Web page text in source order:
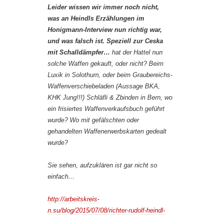
Leider wissen wir immer noch nicht,
was an Heindls Erzählungen im
Honigmann-Interview nun richtig war,
und was falsch ist. Speziell zur Ceska
mit Schalldämpfer… hat der Hattel nun
solche Waffen gekauft, oder nicht? Beim
Luxik in Solothurn, oder beim Graubereichs-
Waffenverschiebeladen (Aussage BKA,
KHK Jung!!!) Schläfli & Zbinden in Bern, wo
ein frisiertes Waffenverkaufsbuch geführt
wurde? Wo mit gefälschten oder
gehandelten Waffenerwerbskarten gedealt
wurde?
Sie sehen, aufzuklären ist gar nicht so
einfach…
http://arbeitskreis-
n.su/blog/2015/07/08/richter-rudolf-heindl-